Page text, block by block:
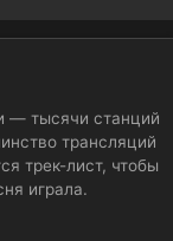
— тысячи станций
трансляций
трек-лист, чтобы
играла.